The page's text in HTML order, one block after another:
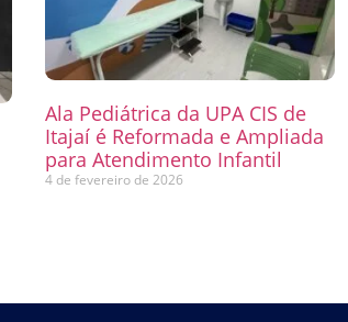
Ala Pediátrica da UPA CIS de
Itajaí é Reformada e Ampliada
para Atendimento Infantil
4 de fevereiro de 2026